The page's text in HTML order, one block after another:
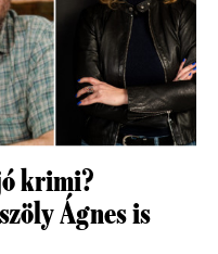
krimi?
Ágnes is